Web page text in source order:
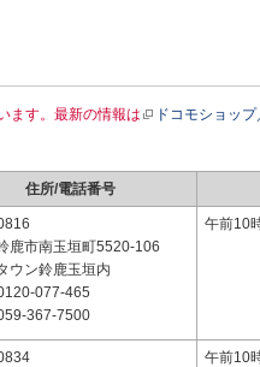
ます。最新の情報は ドコモショッ
住所/電話番号
鹿市南玉垣町5520-106
ウン鈴鹿玉垣内
077-465
367-7500
午前10
午前10